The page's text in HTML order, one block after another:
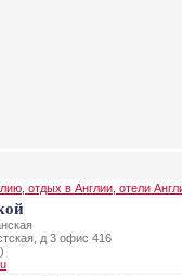
отдых в Англии, отели
д 3 офис 416